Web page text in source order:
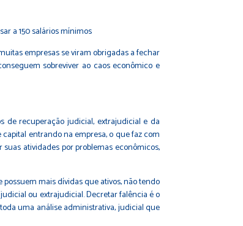
a 150 salários mínimos
empresas se viram obrigadas a fechar
sobreviver ao caos econômico e
de recuperação judicial, extrajudicial e da
entrando na empresa, o que faz com
atividades por problemas econômicos,
mais dívidas que ativos, não tendo
ou extrajudicial. Decretar falência é o
uma análise administrativa, judicial que